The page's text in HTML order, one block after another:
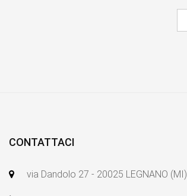
CONTATTACI
via Dandolo 27 - 20025 LEGNANO (MI)